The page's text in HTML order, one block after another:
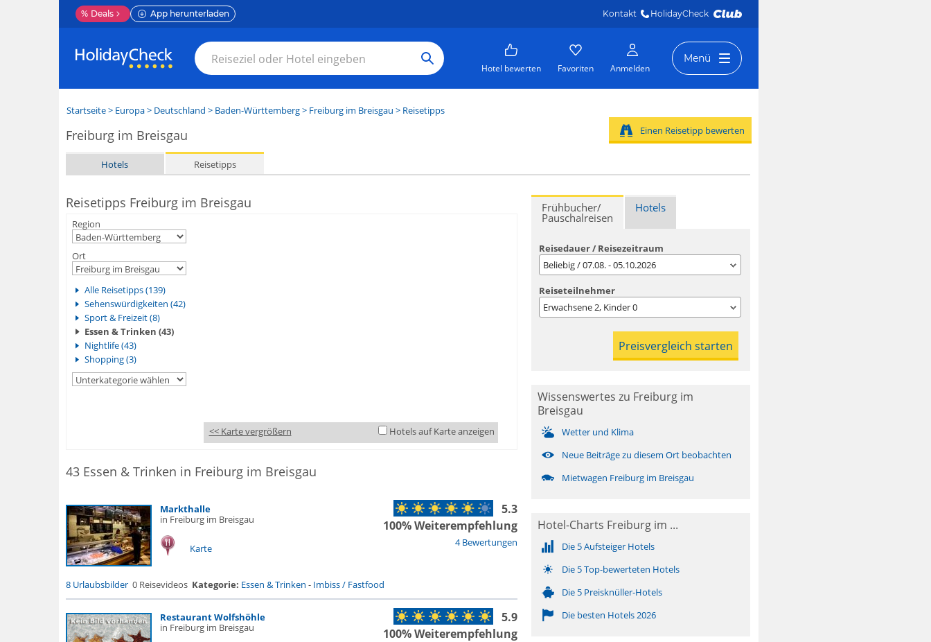
% Deals App herunterladen Kontakt HolidayCheck
Hotel bewerten Favoriten Anmelden
Menü
Startseite> Europa> Deutschland > Baden-Württemberg> Freiburg im Breisgau > Reisetipps
Freiburg im Breisgau
Hotels Reisetipps
Einen Reisetipp bewerten
Reisetipps Freiburg im Breisgau
Region
Ort
Alle Reisetipps (139)
Sehenswürdigkeiten (42)
Sport & Freizeit (8)
Essen & Trinken (43)
Nightlife (43)
Shopping (3)
<< Karte vergrößern Hotels auf Karte anzeigen
43 Essen & Trinken in Freiburg im Breisgau
Markthalle
in Freiburg im Breisgau
Karte 4 Bewertungen
5.3
100% Weiterempfehlung
8 Urlaubsbilder 0 Reisevideos Kategorie: Essen & Trinken - Imbiss / Fastfood
Restaurant Wolfshöhle
in Freiburg im Breisgau
5.9
100% Weiterempfehlung
Frühbucher/
Pauschalreisen
Hotels
Reisedauer / Reisezeitraum
Beliebig / 07.08. - 05.10.2026
Reiseteilnehmer
Erwachsene2, Kinder0
Wissenswertes zu Freiburg im
Breisgau
Wetter und Klima
Neue Beiträge zu diesem Ort beobachten
Mietwagen Freiburg im Breisgau
Hotel-Charts Freiburg im ...
Die 5 Aufsteiger Hotels
Die 5 Top-bewerteten Hotels
Die 5 Preisknüller-Hotels
Die besten Hotels 2026